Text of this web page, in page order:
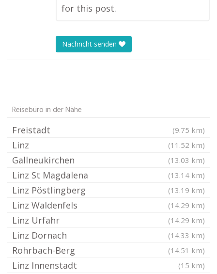
for this post.
Nachricht senden
Reisebüro in der Nähe
Freistadt (9.75 km)
Linz (11.52 km)
Gallneukirchen (13.03 km)
Linz St Magdalena (13.14 km)
Linz Pöstlingberg (13.19 km)
Linz Waldenfels (14.29 km)
Linz Urfahr (14.29 km)
Linz Dornach (14.33 km)
Rohrbach-Berg (14.51 km)
Linz Innenstadt (15 km)